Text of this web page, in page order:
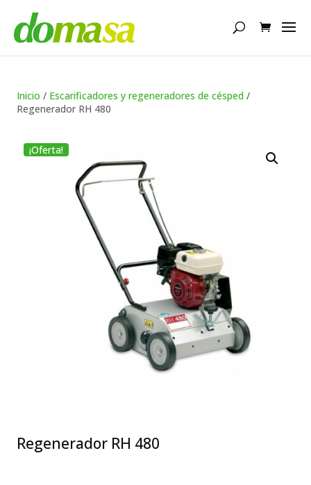
productos
Inicio / Escarificadores y regeneradores de césped /
Regenerador RH 480
¡Oferta!
Regenerador RH 480